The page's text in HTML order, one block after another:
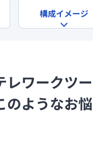
構成イメージ
レワークツ
のようなお